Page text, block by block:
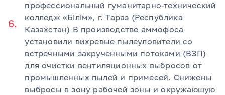
профессиональный гуманитарно-технический
колледж «Білім», г. Тараз (Республика
Казахстан) В производстве аммофоса
установили вихревые пылеуловители со
встречными закрученными потоками (ВЗП)
для очистки вентиляционных выбросов от
промышленных пылей и примесей. Снижены
выбросы в зону рабочей зоны и окружающую